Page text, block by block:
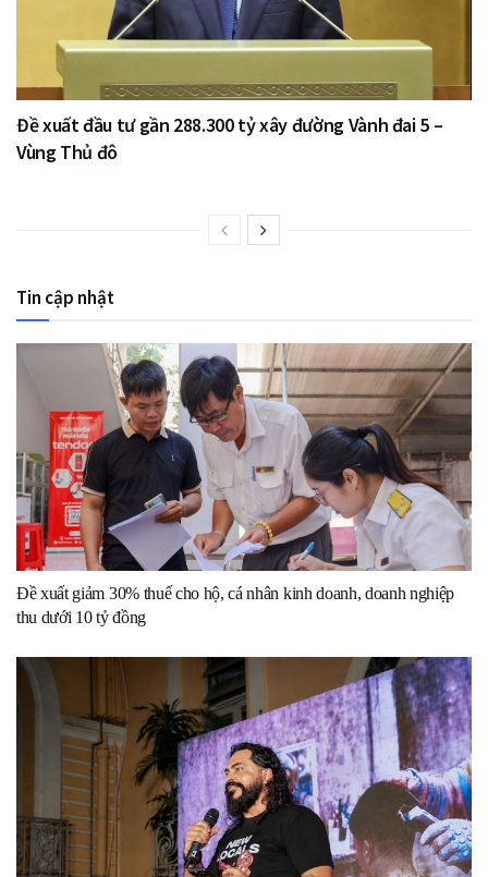
Đề xuất đầu tư gần 288.300 tỷ xây đường Vành đai 5 –
Vùng Thủ đô
Tin cập nhật
Đề xuất giảm 30% thuế cho hộ, cá nhân kinh doanh, doanh nghiệp
thu dưới 10 tỷ đồng